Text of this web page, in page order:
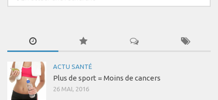
ACTU SANTÉ
Plus de sport = Moins de cancers
26 MAI, 2016